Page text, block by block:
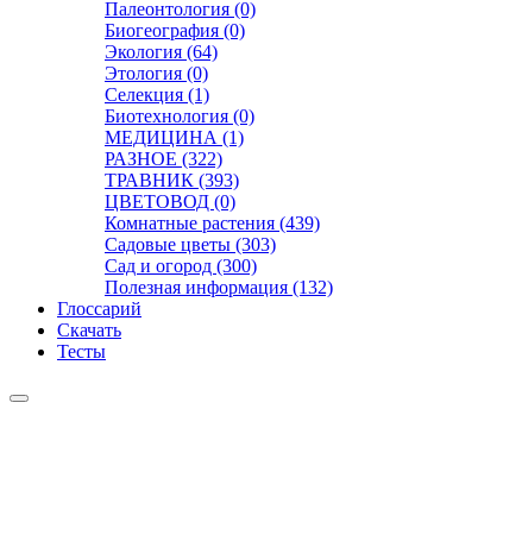
Палеонтология (0)
Биогеография (0)
Экология (64)
Этология (0)
Селекция (1)
Биотехнология (0)
МЕДИЦИНА (1)
РАЗНОЕ (322)
ТРАВНИК (393)
ЦВЕТОВОД (0)
Комнатные растения (439)
Садовые цветы (303)
Сад и огород (300)
Полезная информация (132)
Глоссарий
Скачать
Тесты